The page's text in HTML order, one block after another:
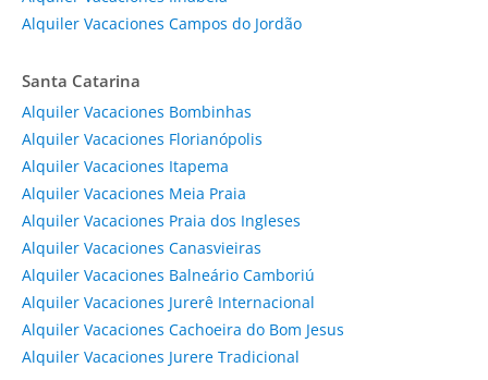
Alquiler Vacaciones Campos do Jordão
Santa Catarina
Alquiler Vacaciones Bombinhas
Alquiler Vacaciones Florianópolis
Alquiler Vacaciones Itapema
Alquiler Vacaciones Meia Praia
Alquiler Vacaciones Praia dos Ingleses
Alquiler Vacaciones Canasvieiras
Alquiler Vacaciones Balneário Camboriú
Alquiler Vacaciones Jurerê Internacional
Alquiler Vacaciones Cachoeira do Bom Jesus
Alquiler Vacaciones Jurere Tradicional